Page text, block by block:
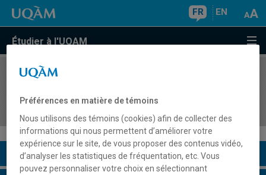
FR EN
Étudier à l'UQAM
COURS//
internationales et enjeux didactiques
Description du cours
Préférences en matière de témoins
Nous utilisons des témoins (cookies) afin de collecter des
informations qui nous permettent d’améliorer votre
expérience sur le site, de vous proposer des contenus vidéo,
d’analyser les statistiques de fréquentation, etc. Vous
pouvez personnaliser votre choix en sélectionnant